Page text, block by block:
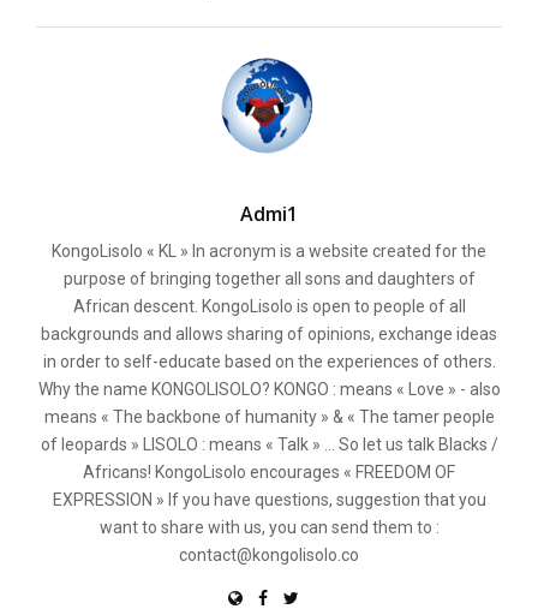
Admi1
KongoLisolo « KL » In acronym is a website created for the
purpose of bringing together all sons and daughters of
African descent. KongoLisolo is open to people of all
backgrounds and allows sharing of opinions, exchange ideas
in order to self-educate based on the experiences of others.
Why the name KONGOLISOLO? KONGO : means « Love » - also
means « The backbone of humanity » & « The tamer people
of leopards » LISOLO : means « Talk » ... So let us talk Blacks /
Africans! KongoLisolo encourages « FREEDOM OF
EXPRESSION » If you have questions, suggestion that you
want to share with us, you can send them to :
contact@kongolisolo.co